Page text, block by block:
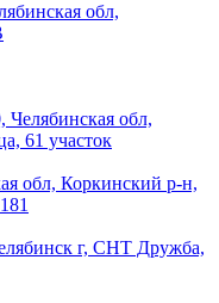
обл,
обл,
61 участок
обл, Коркинский р-н,
г, СНТ Дружба,